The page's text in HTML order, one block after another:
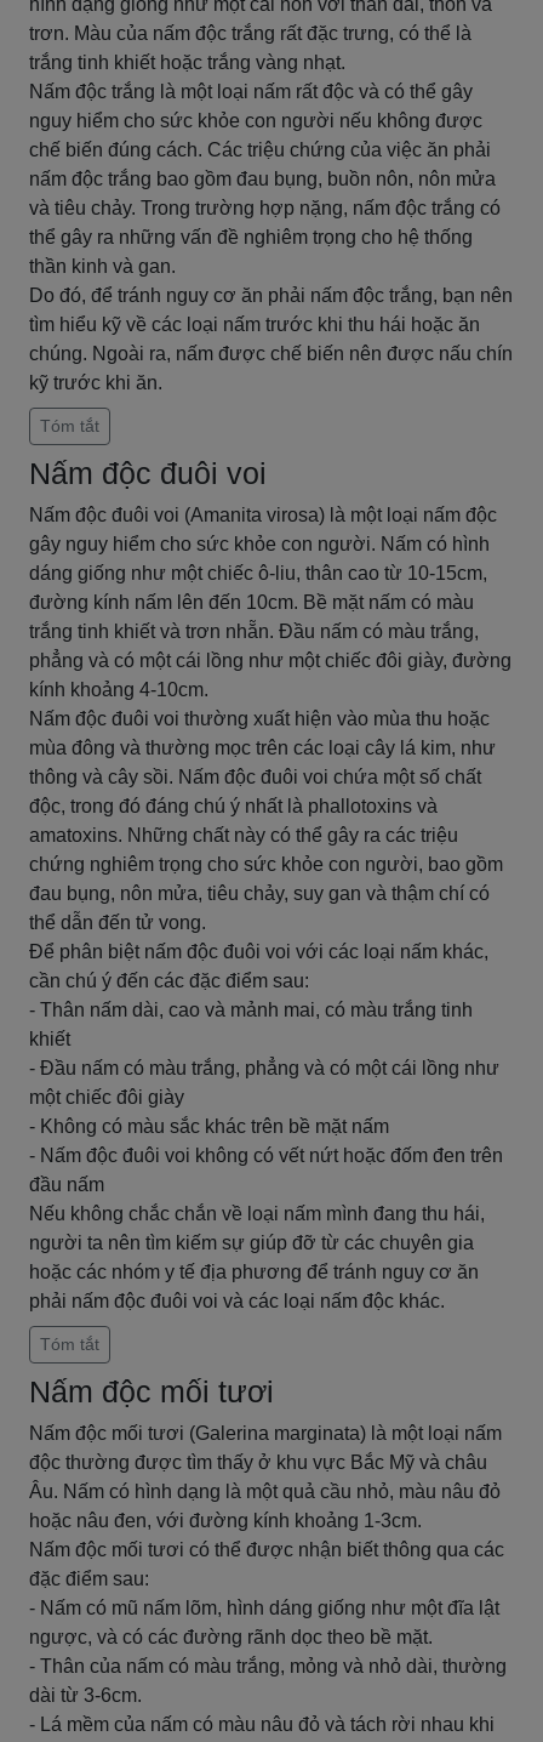
hình dạng giống như một cái nón với thân dài, thon và
trơn. Màu của nấm độc trắng rất đặc trưng, có thể là
trắng tinh khiết hoặc trắng vàng nhạt.
Nấm độc trắng là một loại nấm rất độc và có thể gây
nguy hiểm cho sức khỏe con người nếu không được
chế biến đúng cách. Các triệu chứng của việc ăn phải
nấm độc trắng bao gồm đau bụng, buồn nôn, nôn mửa
và tiêu chảy. Trong trường hợp nặng, nấm độc trắng có
thể gây ra những vấn đề nghiêm trọng cho hệ thống
thần kinh và gan.
Do đó, để tránh nguy cơ ăn phải nấm độc trắng, bạn nên
tìm hiểu kỹ về các loại nấm trước khi thu hái hoặc ăn
chúng. Ngoài ra, nấm được chế biến nên được nấu chín
kỹ trước khi ăn.
Tóm tắt
Nấm độc đuôi voi
Nấm độc đuôi voi (Amanita virosa) là một loại nấm độc
gây nguy hiểm cho sức khỏe con người. Nấm có hình
dáng giống như một chiếc ô-liu, thân cao từ 10-15cm,
đường kính nấm lên đến 10cm. Bề mặt nấm có màu
trắng tinh khiết và trơn nhẵn. Đầu nấm có màu trắng,
phẳng và có một cái lồng như một chiếc đôi giày, đường
kính khoảng 4-10cm.
Nấm độc đuôi voi thường xuất hiện vào mùa thu hoặc
mùa đông và thường mọc trên các loại cây lá kim, như
thông và cây sồi. Nấm độc đuôi voi chứa một số chất
độc, trong đó đáng chú ý nhất là phallotoxins và
amatoxins. Những chất này có thể gây ra các triệu
chứng nghiêm trọng cho sức khỏe con người, bao gồm
đau bụng, nôn mửa, tiêu chảy, suy gan và thậm chí có
thể dẫn đến tử vong.
Để phân biệt nấm độc đuôi voi với các loại nấm khác,
cần chú ý đến các đặc điểm sau:
- Thân nấm dài, cao và mảnh mai, có màu trắng tinh
khiết
- Đầu nấm có màu trắng, phẳng và có một cái lồng như
một chiếc đôi giày
- Không có màu sắc khác trên bề mặt nấm
- Nấm độc đuôi voi không có vết nứt hoặc đốm đen trên
đầu nấm
Nếu không chắc chắn về loại nấm mình đang thu hái,
người ta nên tìm kiếm sự giúp đỡ từ các chuyên gia
hoặc các nhóm y tế địa phương để tránh nguy cơ ăn
phải nấm độc đuôi voi và các loại nấm độc khác.
Tóm tắt
Nấm độc mối tươi
Nấm độc mối tươi (Galerina marginata) là một loại nấm
độc thường được tìm thấy ở khu vực Bắc Mỹ và châu
Âu. Nấm có hình dạng là một quả cầu nhỏ, màu nâu đỏ
hoặc nâu đen, với đường kính khoảng 1-3cm.
Nấm độc mối tươi có thể được nhận biết thông qua các
đặc điểm sau:
- Nấm có mũ nấm lõm, hình dáng giống như một đĩa lật
ngược, và có các đường rãnh dọc theo bề mặt.
- Thân của nấm có màu trắng, mỏng và nhỏ dài, thường
dài từ 3-6cm.
- Lá mềm của nấm có màu nâu đỏ và tách rời nhau khi